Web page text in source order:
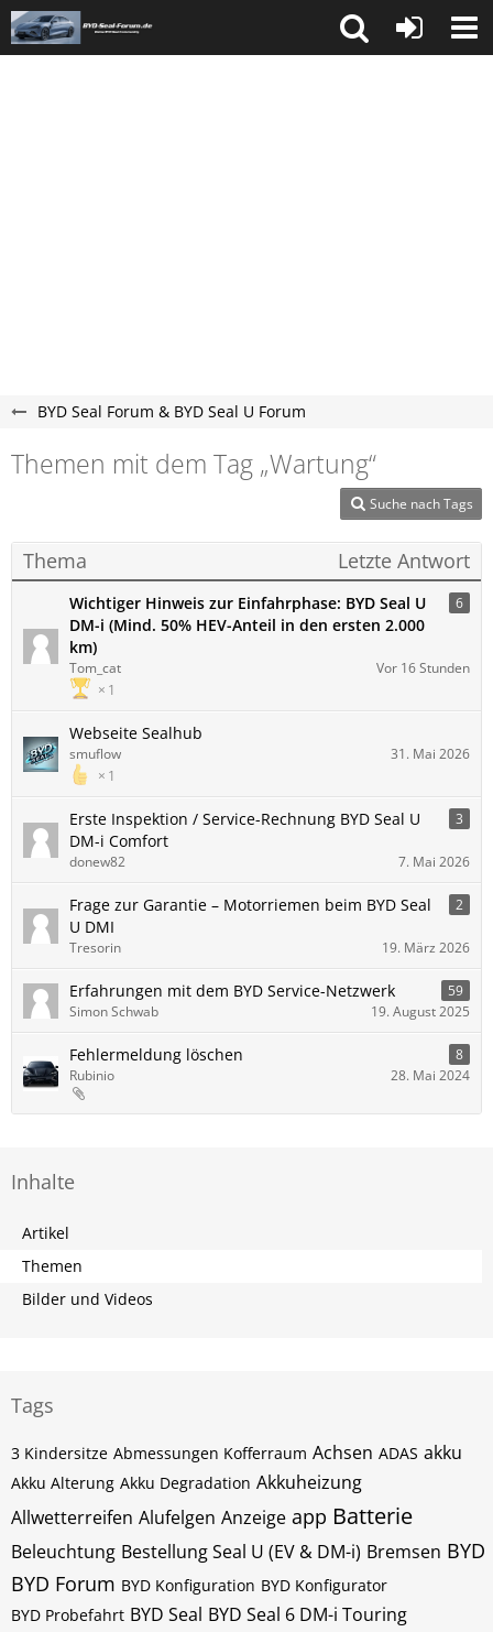
BYD Seal Forum & BYD Seal U Forum
Themen mit dem Tag „Wartung“
Suche nach Tags
Thema Letzte Antwort
Wichtiger Hinweis zur Einfahrphase: BYD Seal U
DM-i (Mind. 50% HEV-Anteil in den ersten 2.000
km)
6
1
Tom_cat Vor 16 Stunden
Webseite Sealhub
1
smuflow 31. Mai 2026
Erste Inspektion / Service-Rechnung BYD Seal U
DM-i Comfort
3
donew82 7. Mai 2026
Frage zur Garantie – Motorriemen beim BYD Seal
U DMI
2
Tresorin 19. März 2026
Erfahrungen mit dem BYD Service-Netzwerk
59
Simon Schwab
19. August 2025
Fehlermeldung löschen
8
Rubinio
28. Mai 2024
Inhalte
Artikel
Themen
Bilder und Videos
Tags
3 Kindersitze Abmessungen Kofferraum Achsen ADAS akku
Akku Alterung Akku Degradation Akkuheizung
Allwetterreifen Alufelgen Anzeige app Batterie
Beleuchtung Bestellung Seal U (EV & DM-i) Bremsen BYD
BYD Forum BYD Konfiguration BYD Konfigurator
BYD Probefahrt BYD Seal BYD Seal 6 DM-i Touring